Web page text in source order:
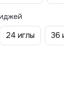
24 иглы 36